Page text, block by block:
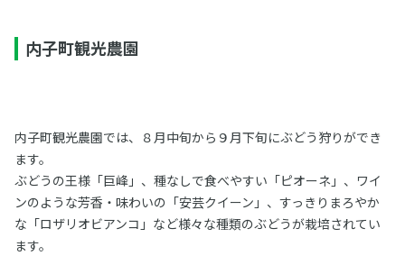
内子町観光農園
内子町観光農園では、８月中旬から９月下旬にぶどう狩りができ
ます。
ぶどうの王様「巨峰」、種なしで食べやすい「ピオーネ」、ワイ
ンのような芳香・味わいの「安芸クイーン」、すっきりまろやか
な「ロザリオビアンコ」など様々な種類のぶどうが栽培されてい
ます。